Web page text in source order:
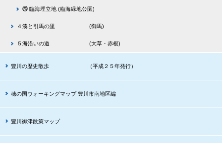
㉓ 臨海埋立地 (臨海緑地公園)
４湊と引馬の里 (御馬)
５海沿いの道 (大草・赤根)
豊川の歴史散歩 （平成２５年発行）
穂の国ウォーキングマップ 豊川市南地区編
豊川御津散策マップ